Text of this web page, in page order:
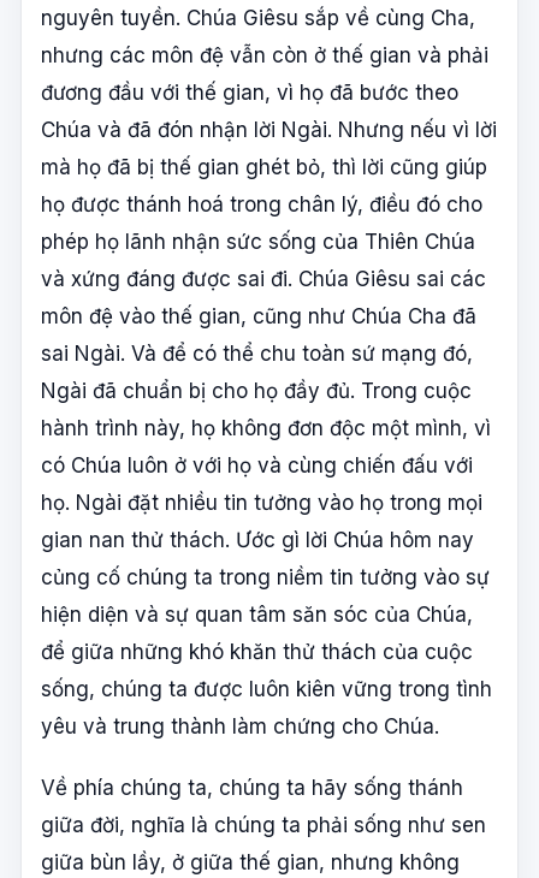
nguyên tuyền. Chúa Giêsu sắp về cùng Cha,
nhưng các môn đệ vẫn còn ở thế gian và phải
đương đầu với thế gian, vì họ đã bước theo
Chúa và đã đón nhận lời Ngài. Nhưng nếu vì lời
mà họ đã bị thế gian ghét bỏ, thì lời cũng giúp
họ được thánh hoá trong chân lý, điều đó cho
phép họ lãnh nhận sức sống của Thiên Chúa
và xứng đáng được sai đi. Chúa Giêsu sai các
môn đệ vào thế gian, cũng như Chúa Cha đã
sai Ngài. Và để có thể chu toàn sứ mạng đó,
Ngài đã chuẩn bị cho họ đầy đủ. Trong cuộc
hành trình này, họ không đơn độc một mình, vì
có Chúa luôn ở với họ và cùng chiến đấu với
họ. Ngài đặt nhiều tin tưởng vào họ trong mọi
gian nan thử thách. Ước gì lời Chúa hôm nay
củng cố chúng ta trong niềm tin tưởng vào sự
hiện diện và sự quan tâm săn sóc của Chúa,
để giữa những khó khăn thử thách của cuộc
sống, chúng ta được luôn kiên vững trong tình
yêu và trung thành làm chứng cho Chúa.
Về phía chúng ta, chúng ta hãy sống thánh
giữa đời, nghĩa là chúng ta phải sống như sen
giữa bùn lầy, ở giữa thế gian, nhưng không